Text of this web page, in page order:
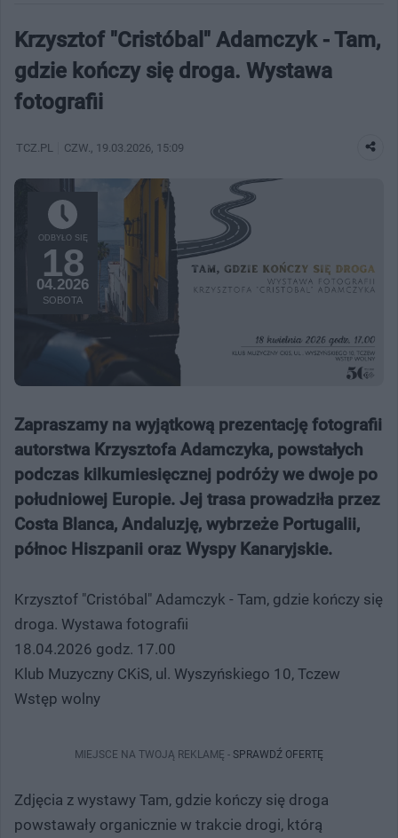
Krzysztof "Cristóbal" Adamczyk - Tam,
gdzie kończy się droga. Wystawa
fotografii
TCZ.PL CZW. , 19.03.2026, 15:09
ODBYŁO SIĘ
18
04.2026
SOBOTA
Zapraszamy na wyjątkową prezentację fotografii
autorstwa Krzysztofa Adamczyka, powstałych
podczas kilkumiesięcznej podróży we dwoje po
południowej Europie. Jej trasa prowadziła przez
Costa Blanca, Andaluzję, wybrzeże Portugalii,
północ Hiszpanii oraz Wyspy Kanaryjskie.
Krzysztof "Cristóbal" Adamczyk - Tam, gdzie kończy się
droga. Wystawa fotografii
18.04.2026 godz. 17.00
Klub Muzyczny CKiS, ul. Wyszyńskiego 10, Tczew
Wstęp wolny
MIEJSCE NA TWOJĄ REKLAMĘ - SPRAWDŹ OFERTĘ
Zdjęcia z wystawy Tam, gdzie kończy się droga
powstawały organicznie w trakcie drogi, którą